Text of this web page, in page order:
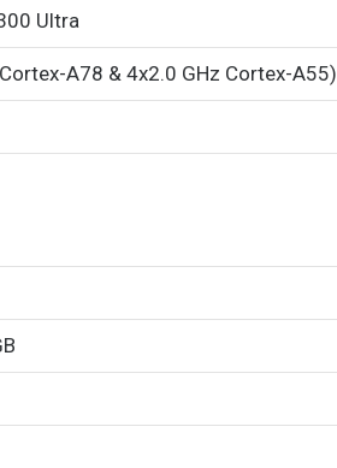
Ultra
A78 & 4x2.0 GHz Cortex-A55)